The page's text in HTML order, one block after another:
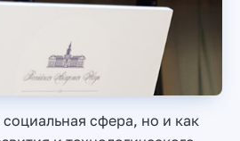
сфера, но и как